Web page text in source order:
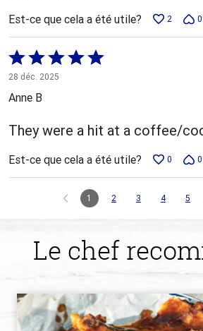
Est-ce que cela a été utile? 2 0
Coté
5 sur
5
28 déc. 2025
Anne B
They were a hit at a coffee/
Est-ce que cela a été utile? 0 0
1 2 3 4 5
Le chef